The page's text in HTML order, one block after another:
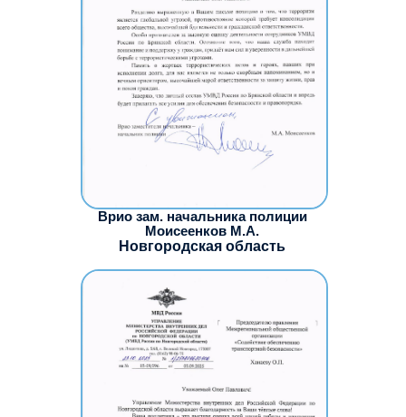
Врио зам. начальника полиции
Моисеенков М.А.
Новгородская область